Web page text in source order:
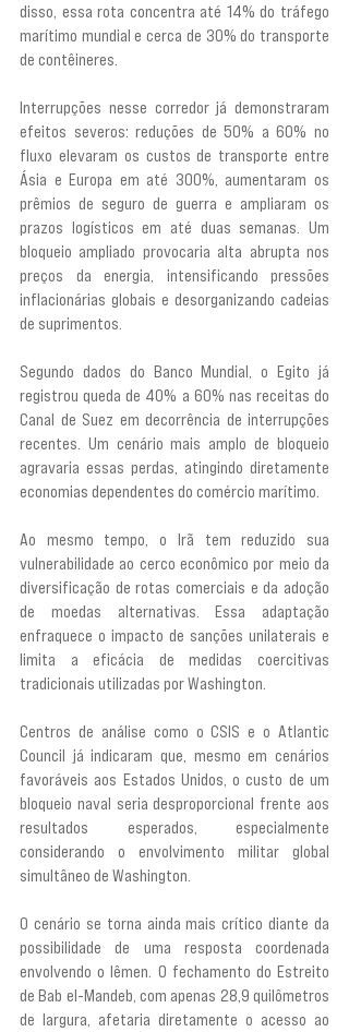
disso, essa rota concentra até 14% do tráfego
marítimo mundial e cerca de 30% do transporte
de contêineres.
Interrupções nesse corredor já demonstraram
efeitos severos: reduções de 50% a 60% no
fluxo elevaram os custos de transporte entre
Ásia e Europa em até 300%, aumentaram os
prêmios de seguro de guerra e ampliaram os
prazos logísticos em até duas semanas. Um
bloqueio ampliado provocaria alta abrupta nos
preços da energia, intensificando pressões
inflacionárias globais e desorganizando cadeias
de suprimentos.
Segundo dados do Banco Mundial, o Egito já
registrou queda de 40% a 60% nas receitas do
Canal de Suez em decorrência de interrupções
recentes. Um cenário mais amplo de bloqueio
agravaria essas perdas, atingindo diretamente
economias dependentes do comércio marítimo.
Ao mesmo tempo, o Irã tem reduzido sua
vulnerabilidade ao cerco econômico por meio da
diversificação de rotas comerciais e da adoção
de moedas alternativas. Essa adaptação
enfraquece o impacto de sanções unilaterais e
limita a eficácia de medidas coercitivas
tradicionais utilizadas por Washington.
Centros de análise como o CSIS e o Atlantic
Council já indicaram que, mesmo em cenários
favoráveis aos Estados Unidos, o custo de um
bloqueio naval seria desproporcional frente aos
resultados esperados, especialmente
considerando o envolvimento militar global
simultâneo de Washington.
O cenário se torna ainda mais crítico diante da
possibilidade de uma resposta coordenada
envolvendo o Iêmen. O fechamento do Estreito
de Bab el-Mandeb, com apenas 28,9 quilômetros
de largura, afetaria diretamente o acesso ao